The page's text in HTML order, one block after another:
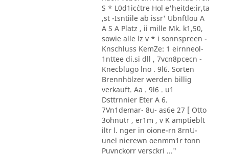
S * L0d1ic´ctre Hol e'heitde:ir,ta
,st -Isntiile ab issr' Ubnftlou A
A S A Platz , ii mille Mk. k1,50,
sowie alle lz v * i sonnspreen -
Knschluss KemZe: 1 eirnneol-
1nttee di.si dll , 7vcn8pcecn -
Knecblugo lno . 9l6. Sorten
Brennhölzer werden billig
verkauft. Aa . 9l6 . u1
Dsttrnnier Eter A 6.
7Vn1demar- 8u- as6e 27 [ Otto
3ohnutr , er1m , v K amptieblt
iltr l. nger in oione-rn 8rnU-
unel nierewn oenmm1r tonn
Puvnckorr versckri ..."